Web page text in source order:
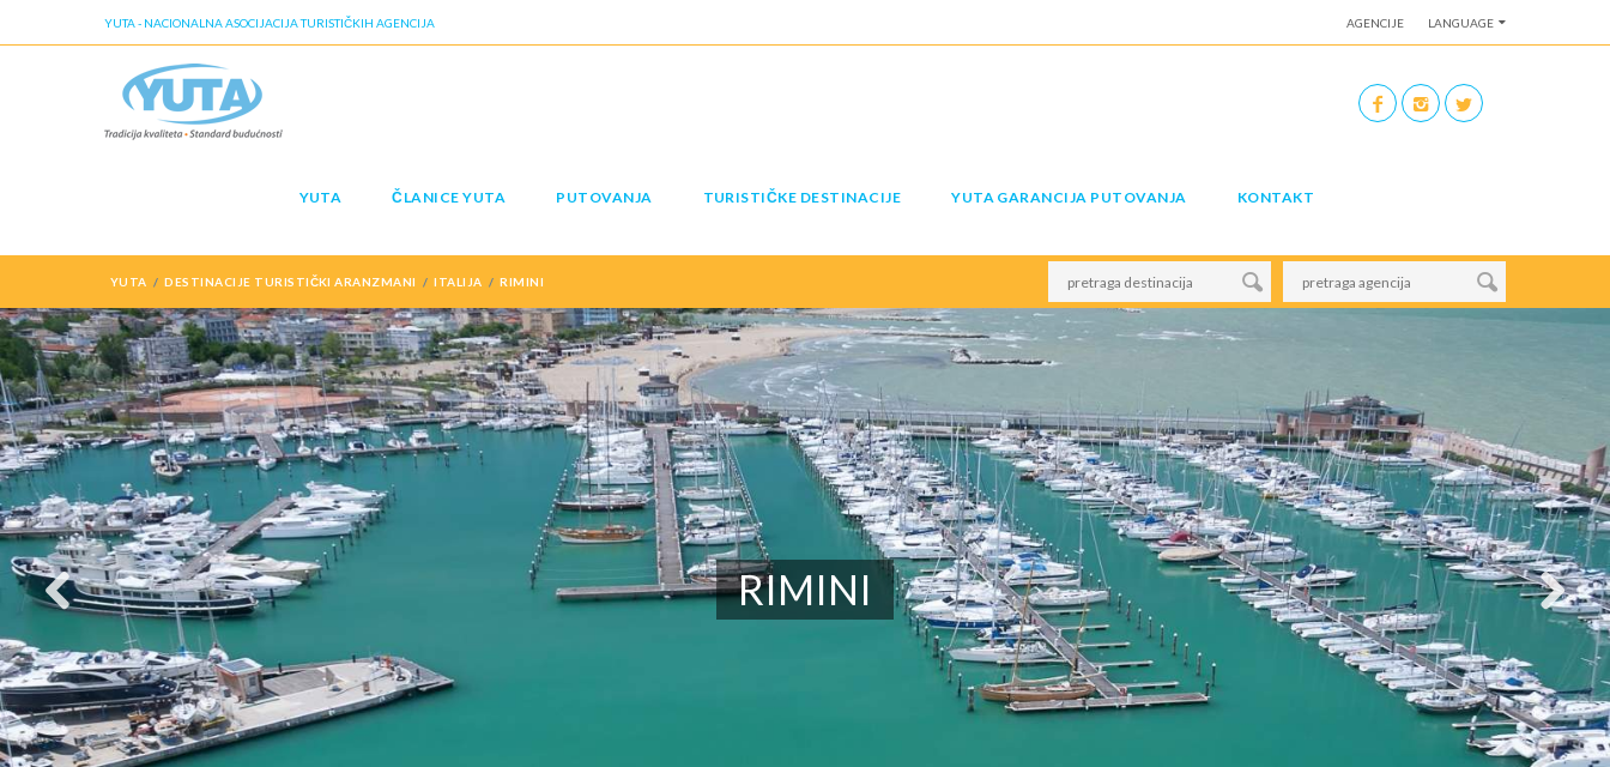
AGENCIJE LANGUAGE
YUTA - NACIONALNA ASOCIJACIJA TURISTIČKIH AGENCIJA
YUTA ČLANICE YUTA PUTOVANJA TURISTIČKE DESTINACIJE YUTA GARANCIJA PUTOVANJA KONTAKT
YUTA DESTINACIJE TURISTIČKI ARANZMANI ITALIJA RIMINI
RIMINI